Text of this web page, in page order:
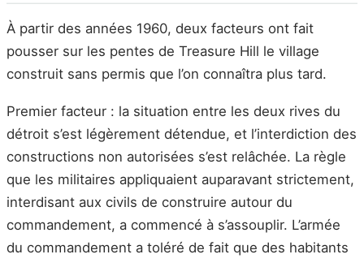
À partir des années 1960, deux facteurs ont fait
pousser sur les pentes de Treasure Hill le village
construit sans permis que l’on connaîtra plus tard.
Premier facteur : la situation entre les deux rives du
détroit s’est légèrement détendue, et l’interdiction des
constructions non autorisées s’est relâchée. La règle
que les militaires appliquaient auparavant strictement,
interdisant aux civils de construire autour du
commandement, a commencé à s’assouplir. L’armée
du commandement a toléré de fait que des habitants